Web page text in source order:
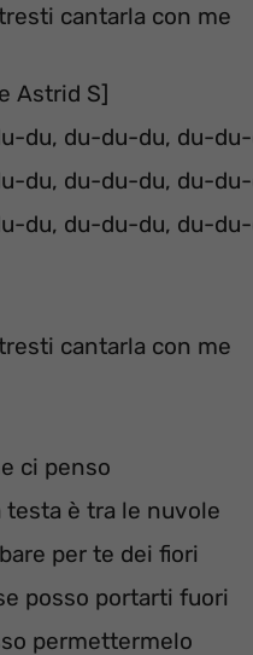
cantarla con me
Astrid S]
du, du-du-du, du-
du, du-du-du, du-
du, du-du-du, du-
cantarla con me
ci penso
testa è tra le nuvole
per te dei fiori
posso portarti fuori
permettermelo